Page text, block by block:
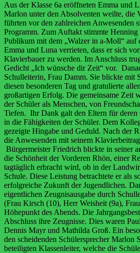
Aus der Klasse 6a eröffneten Emma und
Marlon unter den Absolventen weilte, die
führten vor den zahlreichen Anwesenden
Programm. Zum Auftakt stimmte Henning
Publikum mit dem „Walzer in a-Moll“ auf
Emma und Luna verrieten, dass er sich
Klavierbauer zu werden. Im Anschluss
Gedicht „Ich wünsche dir Zeit“ vor.
Schulleiterin, Frau Damm. Sie blickte mit
diesen besonderen Tag und gratulierte
großartigen Erfolg. Die gemeinsame Zeit
der Schüler als Menschen, von
Tiefen. Ihr Dank galt den Eltern für deren
in die Fähigkeiten der Schüler. Dem
gezeigte Hingabe und Geduld. Nach der
die Anwesenden mit seinem
Bürgermeister Friedrich blickte in seiner
die Schönheit der Vorderen Rhön, einer
tagtäglich erbracht wird, ob in der
Schule. Diese Leistung betrachtete er als
erfolgreiche Zukunft der Jugendlichen.
eigentlichen Zeugnisausgabe durch
(Frau Kirsch (10), Herr Weisheit (9a),
Höhepunkt des Abends. Die
Abschluss ihre Zeugnisse. Dies waren
Dennis Mayr und Mathilda Groß. Ein
den scheidenden Schülersprecher Marlon
beteiligten Klassenleiter, welche die